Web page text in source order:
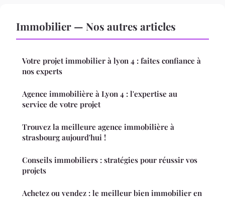
Immobilier — Nos autres articles
Votre projet immobilier à lyon 4 : faites confiance à
nos experts
Agence immobilière à Lyon 4 : l'expertise au
service de votre projet
Trouvez la meilleure agence immobilière à
strasbourg aujourd'hui !
Conseils immobiliers : stratégies pour réussir vos
projets
Achetez ou vendez : le meilleur bien immobilier en